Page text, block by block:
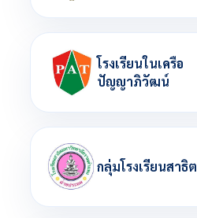
โรงเรียนในเครือ
ปัญญาภิวัฒน์
กลุ่มโรงเรียนสาธิต